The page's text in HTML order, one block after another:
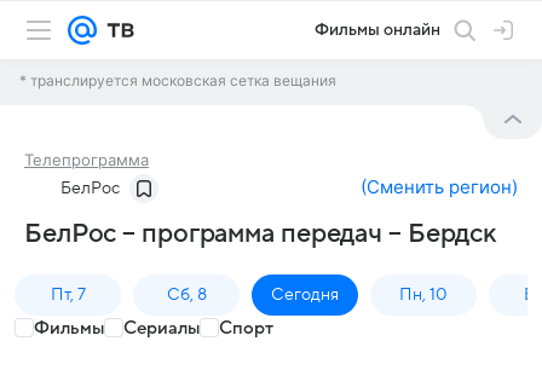
Фильмы онлайн
* транслируется московская сетка вещания
Телепрограмма
БелРос (Сменить регион)
БелРос – программа передач – Бердск
Пт, 7 Сб, 8 Сегодня Пн, 10
Фильмы Сериалы Спорт